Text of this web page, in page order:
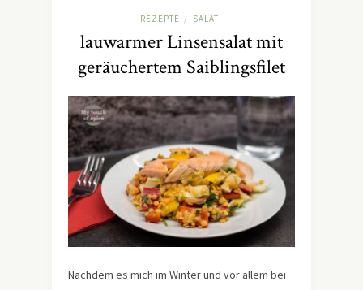
REZEPTE / SALAT
lauwarmer Linsensalat mit
geräuchertem Saiblingsfilet
Nachdem es mich im Winter und vor allem bei